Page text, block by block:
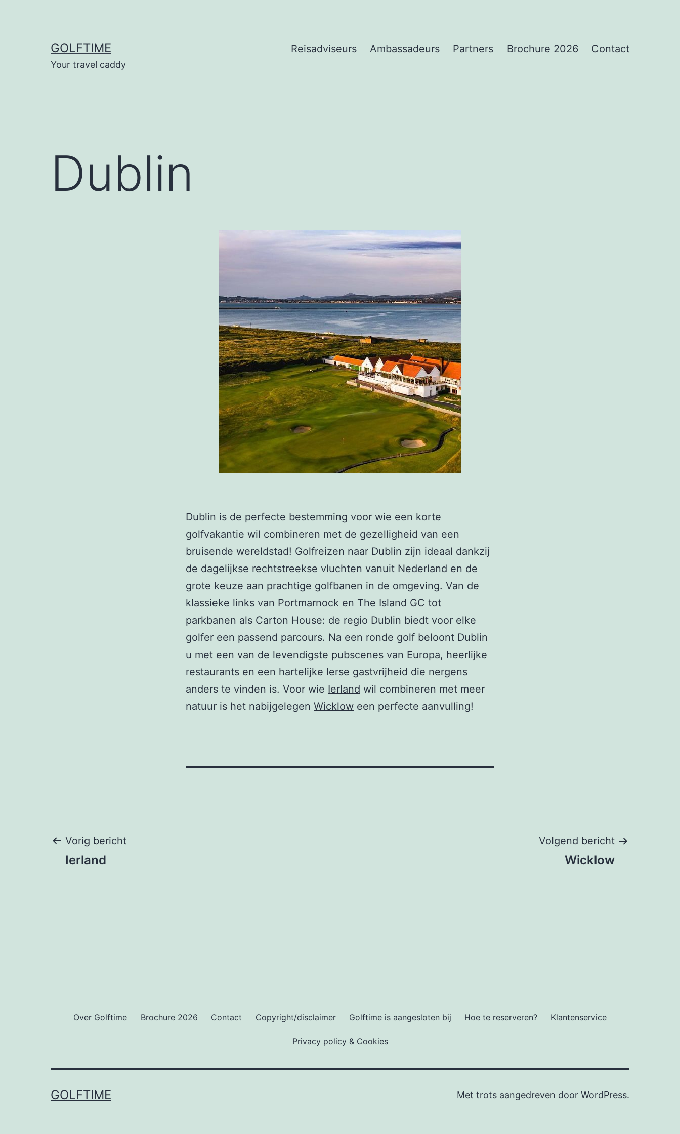
GOLFTIME
Your travel caddy
Reisadviseurs Ambassadeurs Partners Brochure 2026 Contact
Dublin
Dublin is de perfecte bestemming voor wie een korte
golfvakantie wil combineren met de gezelligheid van een
bruisende wereldstad! Golfreizen naar Dublin zijn ideaal dankzij
de dagelijkse rechtstreekse vluchten vanuit Nederland en de
grote keuze aan prachtige golfbanen in de omgeving. Van de
klassieke links van Portmarnock en The Island GC tot
parkbanen als Carton House: de regio Dublin biedt voor elke
golfer een passend parcours. Na een ronde golf beloont Dublin
u met een van de levendigste pubscenes van Europa, heerlijke
restaurants en een hartelijke Ierse gastvrijheid die nergens
anders te vinden is. Voor wie Ierland wil combineren met meer
natuur is het nabijgelegen Wicklow een perfecte aanvulling!
Bericht
Vorig bericht
Ierland
Volgend bericht
Wicklow
Over Golftime Brochure 2026 Contact Copyright/disclaimer Golftime is aangesloten bij Hoe te reserveren? Klantenservice
Privacy policy & Cookies
GOLFTIME Met trots aangedreven door WordPress.